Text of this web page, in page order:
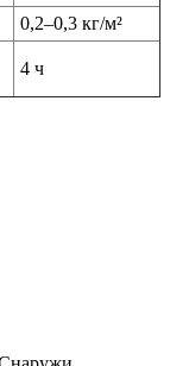
0,2–0,3 кг/м²
4 ч